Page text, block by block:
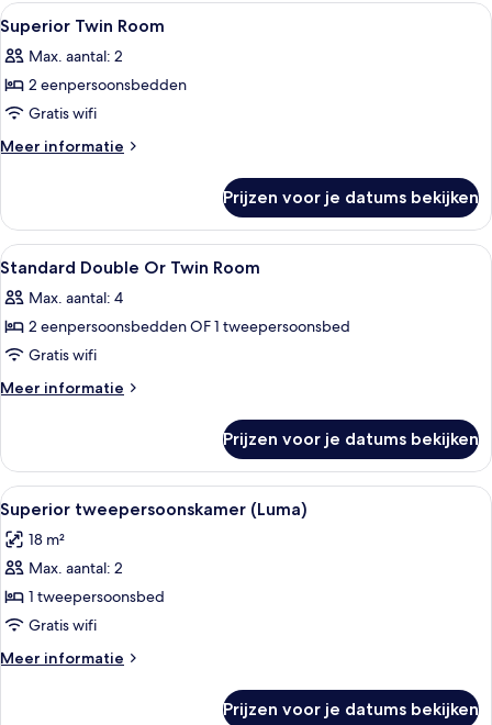
Alle
foto's
voor
Superior
Twin
Room
Een kluis op de kamer,
4
Superior Twin Room
Max. aantal: 2
2 eenpersoonsbedden
Gratis wifi
Meer informatie
Meer
Twin
Room
Prijzen voor je datums bekijken
Alle
foto's
voor
Standard
Double
Or
laden
Een kluis op de kamer,
8
Standard Double Or Twin Room
Max. aantal: 4
2 eenpersoonsbedden OF 1 tweepersoonsbed
Gratis wifi
Meer informatie
Meer
Double
Or
Twin
Room
Prijzen voor je datums bekijken
Alle
foto's
voor
Superior
tweepersoonskamer
(Luma)
laden
Een hotelkamer met een bed,
11
Superior tweepersoonskamer (Luma)
18 m²
Max. aantal: 2
1 tweepersoonsbed
Gratis wifi
Meer informatie
Meer
Prijzen voor je datums bekijken